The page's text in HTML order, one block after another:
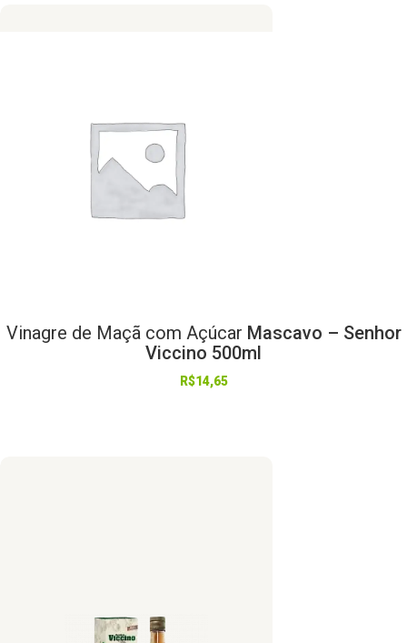
Vinagre de Maçã com Açúcar Mascavo – Senhor
Viccino 500ml
R$14,65